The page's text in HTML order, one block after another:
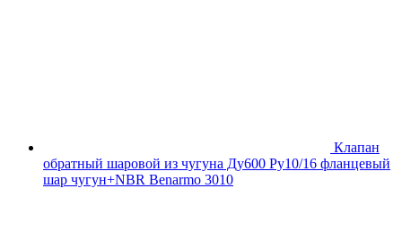
Клапан
обратный шаровой из чугуна Ду600 Ру10/16 фланцевый
шар чугун+NBR Benarmo 3010